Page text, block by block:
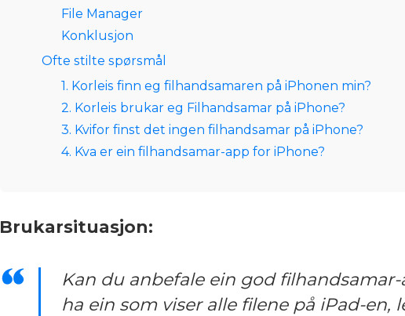
File Manager
Konklusjon
Ofte stilte spørsmål
1. Korleis finn eg filhandsamaren på iPhonen min?
2. Korleis brukar eg Filhandsamar på iPhone?
3. Kvifor finst det ingen fil­handsamar på iPhone?
4. Kva er ein filhandsamar-app for iPhone?
Brukar­situasjon:
Kan du anbefale ein god
ha ein som viser alle filene på iPad-en,